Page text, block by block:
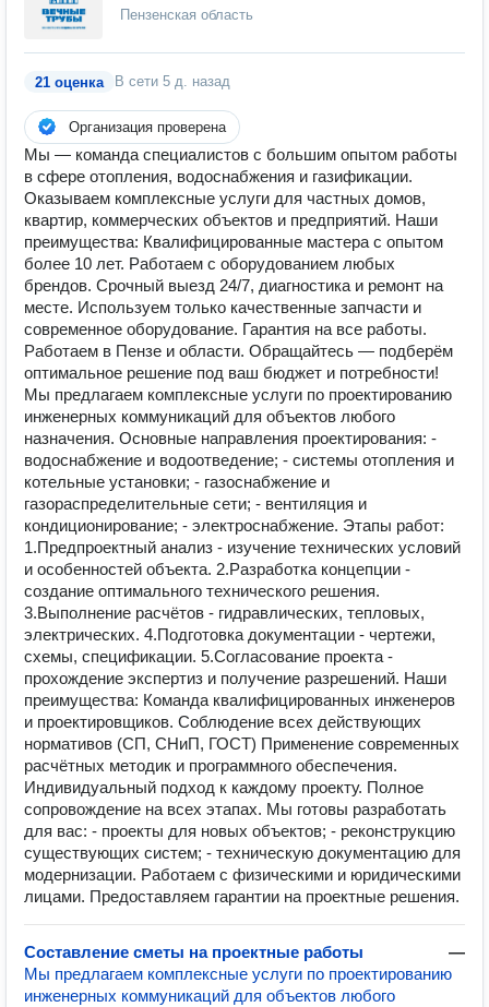
Пензенская область
21 оценка В сети 5 д. назад
Организация проверена
Мы — команда специалистов с большим опытом работы
в сфере отопления, водоснабжения и газификации.
Оказываем комплексные услуги для частных домов,
квартир, коммерческих объектов и предприятий. Наши
преимущества: Квалифицированные мастера с опытом
более 10 лет. Работаем с оборудованием любых
брендов. Срочный выезд 24/7, диагностика и ремонт на
месте. Используем только качественные запчасти и
современное оборудование. Гарантия на все работы.
Работаем в Пензе и области. Обращайтесь — подберём
оптимальное решение под ваш бюджет и потребности!
Мы предлагаем комплексные услуги по проектированию
инженерных коммуникаций для объектов любого
назначения. Основные направления проектирования: -
водоснабжение и водоотведение; - системы отопления и
котельные установки; - газоснабжение и
газораспределительные сети; - вентиляция и
кондиционирование; - электроснабжение. Этапы работ:
1.Предпроектный анализ - изучение технических условий
и особенностей объекта. 2.Разработка концепции -
создание оптимального технического решения.
3.Выполнение расчётов - гидравлических, тепловых,
электрических. 4.Подготовка документации - чертежи,
схемы, спецификации. 5.Согласование проекта -
прохождение экспертиз и получение разрешений. Наши
преимущества: Команда квалифицированных инженеров
и проектировщиков. Соблюдение всех действующих
нормативов (СП, СНиП, ГОСТ) Применение современных
расчётных методик и программного обеспечения.
Индивидуальный подход к каждому проекту. Полное
сопровождение на всех этапах. Мы готовы разработать
для вас: - проекты для новых объектов; - реконструкцию
существующих систем; - техническую документацию для
модернизации. Работаем с физическими и юридическими
лицами. Предоставляем гарантии на проектные решения.
Составление сметы на проектные работы
—
Мы предлагаем комплексные услуги по проектированию
инженерных коммуникаций для объектов любого